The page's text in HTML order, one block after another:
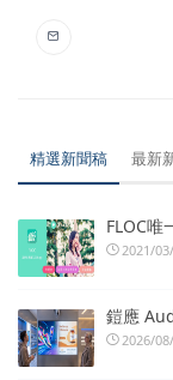
精選新聞稿 最新
FLOC唯
2021/
鎧應
2026/